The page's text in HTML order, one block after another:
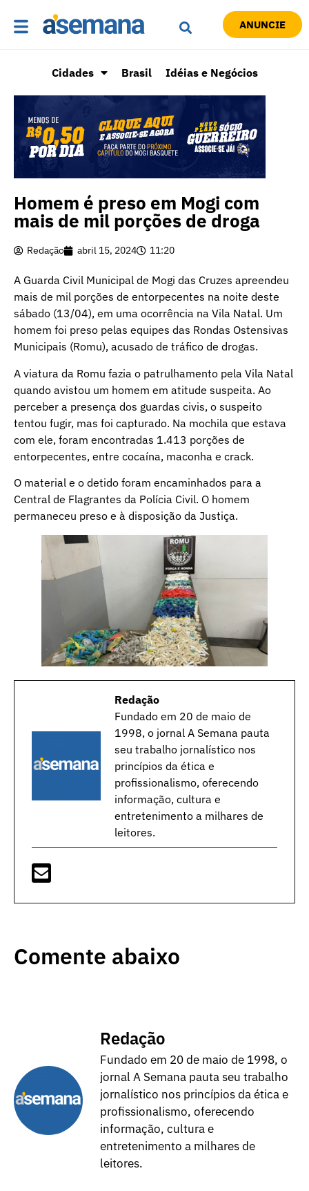
ANUNCIE
Cidades Brasil Idéias e Negócios
Homem é preso em Mogi com
mais de mil porções de droga
Redação abril 15, 2024 11:20
A Guarda Civil Municipal de Mogi das Cruzes apreendeu
mais de mil porções de entorpecentes na noite deste
sábado (13/04), em uma ocorrência na Vila Natal. Um
homem foi preso pelas equipes das Rondas Ostensivas
Municipais (Romu), acusado de tráfico de drogas.
A viatura da Romu fazia o patrulhamento pela Vila Natal
quando avistou um homem em atitude suspeita. Ao
perceber a presença dos guardas civis, o suspeito
tentou fugir, mas foi capturado. Na mochila que estava
com ele, foram encontradas 1.413 porções de
entorpecentes, entre cocaína, maconha e crack.
O material e o detido foram encaminhados para a
Central de Flagrantes da Polícia Civil. O homem
permaneceu preso e à disposição da Justiça.
Redação
Fundado em 20 de maio de
1998, o jornal A Semana pauta
seu trabalho jornalístico nos
princípios da ética e
profissionalismo, oferecendo
informação, cultura e
entretenimento a milhares de
leitores.
Comente abaixo
Redação
Fundado em 20 de maio de 1998, o
jornal A Semana pauta seu trabalho
jornalístico nos princípios da ética e
profissionalismo, oferecendo
informação, cultura e
entretenimento a milhares de
leitores.